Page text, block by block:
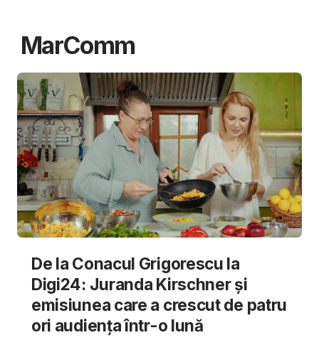
MarComm
De la Conacul Grigorescu la
Digi24: Juranda Kirschner și
emisiunea care a crescut de patru
ori audiența într-o lună